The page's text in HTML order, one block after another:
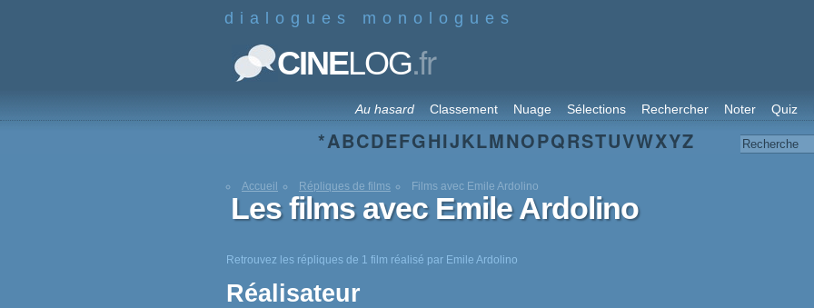
dialogues monologues
CINELOG.fr
Au hasard Classement Nuage Sélections Rechercher Noter Quiz
*ABCDEFGHIJKLMNOPQRSTUVWXYZ
Accueil Répliques de films Films avec Emile Ardolino
Les films avec Emile Ardolino
Retrouvez les répliques de 1 film réalisé par Emile Ardolino
Réalisateur